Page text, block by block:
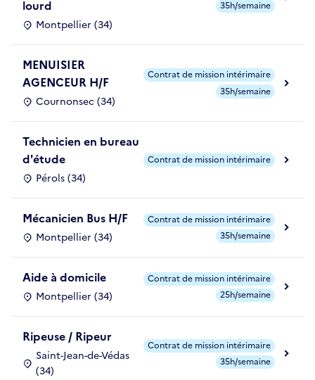
lourd
Montpellier (34)
35h/semaine
MENUISIER
AGENCEUR H/F
Cournonsec (34)
Contrat de mission intérimaire
35h/semaine
Technicien en bureau
d'étude
Pérols (34)
Contrat de mission intérimaire
Mécanicien Bus H/F
Montpellier (34)
Contrat de mission intérimaire
35h/semaine
Aide à domicile
Montpellier (34)
Contrat de mission intérimaire
25h/semaine
Ripeuse / Ripeur
Saint-Jean-de-Védas
(34)
Contrat de mission intérimaire
35h/semaine